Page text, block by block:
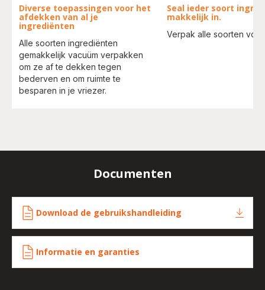
Diverse toepassingen voor het
afdekken van al je
ingrediënten
Alle soorten ingrediënten
gemakkelijk vacuüm verpakken
om ze af te dekken tegen
bederven en om ruimte te
besparen in je vriezer.
Seal ieder soort
makkelijk in.
Verpak alle soorten
Documenten
Download de gebruikshandleiding
Informatie en garanties